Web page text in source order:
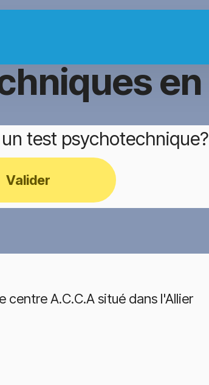
en
test psychotechnique?
Valider
centre A.C.C.A situé dans l'Allier